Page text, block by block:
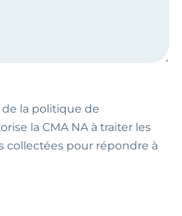
de la politique de
la CMA NA à traiter les
collectées pour répondre à